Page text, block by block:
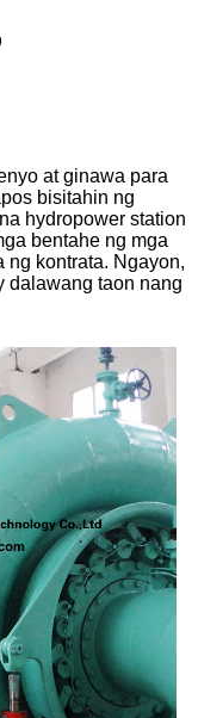
at ginawa para
bisitahin ng
hydropower station
bentahe ng mga
ng kontrata. Ngayon,
dalawang taon nang